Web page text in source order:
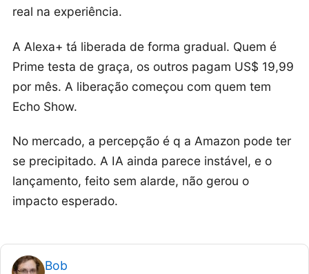
real na experiência.
A Alexa+ tá liberada de forma gradual. Quem é
Prime testa de graça, os outros pagam US$ 19,99
por mês. A liberação começou com quem tem
Echo Show.
No mercado, a percepção é q a Amazon pode ter
se precipitado. A IA ainda parece instável, e o
lançamento, feito sem alarde, não gerou o
impacto esperado.
Bob